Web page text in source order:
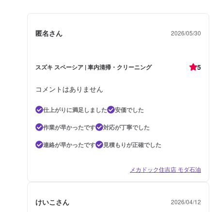
匿名さん 2026/05/30
スズキ スペーシア | 車内清掃・クリーニング 5
コメントはありません
仕上がりに満足しました
安価でした
作業が早かったです
対応が丁寧でした
連絡が早かったです
見積もりが正確でした
メカドック住吉店 モダ石油
けいこさん 2026/04/12